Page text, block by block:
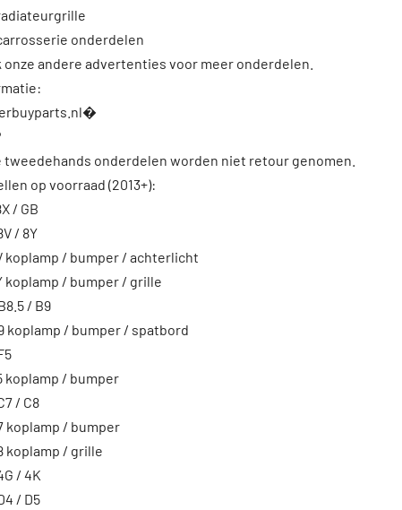
onderdelen
onze andere advertenties voor meer onderdelen.
tweedehands onderdelen worden niet retour genomen.
op voorraad (2013+):
/ GB
/ 8Y
koplamp / bumper / achterlicht
koplamp / bumper / grille
/ B9
koplamp / bumper / spatbord
koplamp / bumper
/ C8
koplamp / bumper
koplamp / grille
/ 4K
/ D5